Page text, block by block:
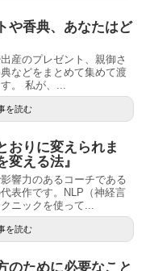
や香典、あなたはど
産のプレゼント、親御さ
などをまとめて集めて渡
。 私が、...
を読む
おりに変えられま
変える法』
響力のあるコーチである
表作です。NLP（神経言
ニックを使って...
を読む
のために必要なこと